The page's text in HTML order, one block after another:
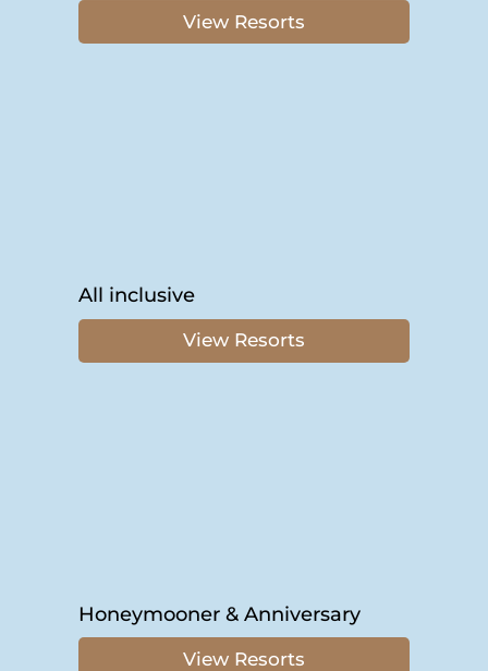
View Resorts
All inclusive
View Resorts
Honeymooner & Anniversary
View Resorts